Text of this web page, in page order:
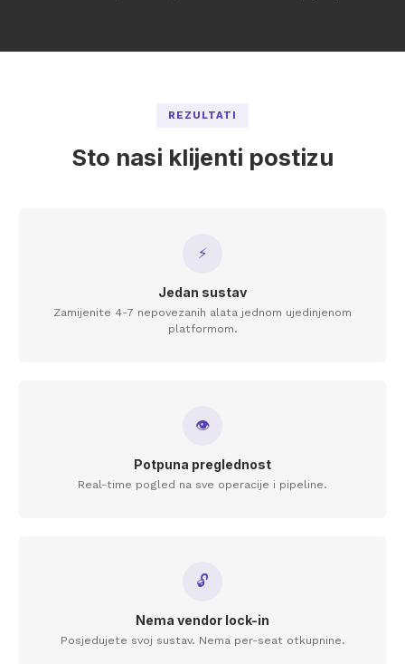
REZULTATI
Sto nasi klijenti postizu
⚡
Jedan sustav
Zamijenite 4-7 nepovezanih alata jednom ujedinjenom
platformom.
👁
Potpuna preglednost
Real-time pogled na sve operacije i pipeline.
🔓
Nema vendor lock-in
Posjedujete svoj sustav. Nema per-seat otkupnine.